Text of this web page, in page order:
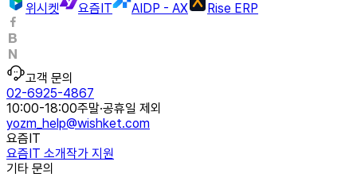
위시켓
요즘IT AIDP - AX Rise ERP
고객 문의
02-6925-4867
10:00-18:00주말·공휴일 제외
yozm_help@wishket.com
요즘IT
요즘IT 소개작가 지원
기타 문의